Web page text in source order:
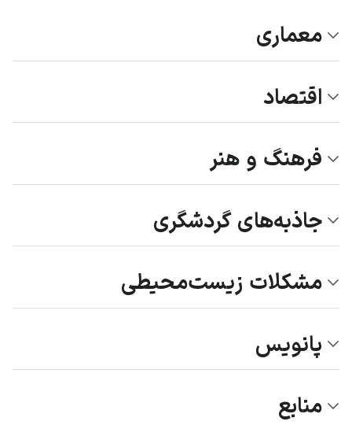
معماری
اقتصاد
فرهنگ و هنر
جاذبه‌های گردشگری
مشکلات زیست‌محیطی
پانویس
منابع